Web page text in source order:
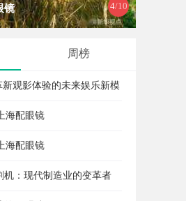
4/10
眼镜
周榜
观影体验的未来娱乐新模
海配眼镜
海配眼镜
机：现代制造业的变革者